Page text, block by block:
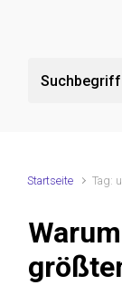
Startseite Tag: